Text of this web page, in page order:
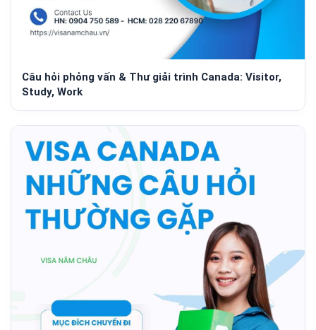
Câu hỏi phỏng vấn & Thư giải trình Canada: Visitor,
Study, Work